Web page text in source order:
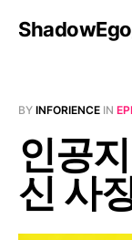
BY INFORIENCE IN
인공
신 사